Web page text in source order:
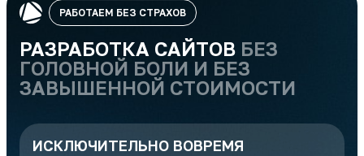
РАБОТАЕМ БЕЗ СТРАХОВ
РАЗРАБОТКА САЙТОВ БЕЗ
ГОЛОВНОЙ БОЛИ И БЕЗ
ЗАВЫШЕННОЙ СТОИМОСТИ
ИСКЛЮЧИТЕЛЬНО ВОВРЕМЯ